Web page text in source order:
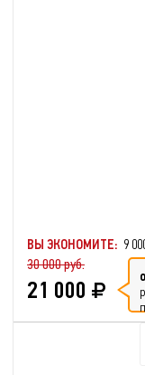
ВЫ ЭКОНОМИТЕ: 9
30 000 руб.
21 000